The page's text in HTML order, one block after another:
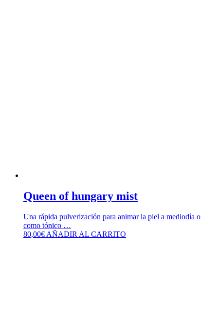
Queen of hungary mist
Una rápida pulverización para animar la piel a mediodía o
como tónico …
80,00€ AÑADIR AL CARRITO